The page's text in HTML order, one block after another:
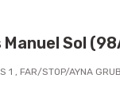
Manuel Sol
1 , FAR/STOP/AYNA